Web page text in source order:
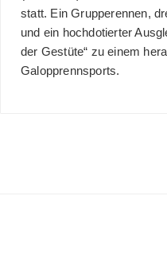
statt. Ein Grupperennen,
und ein hochdotierter
der Gestüte“ zu einem
Galopprennsports.